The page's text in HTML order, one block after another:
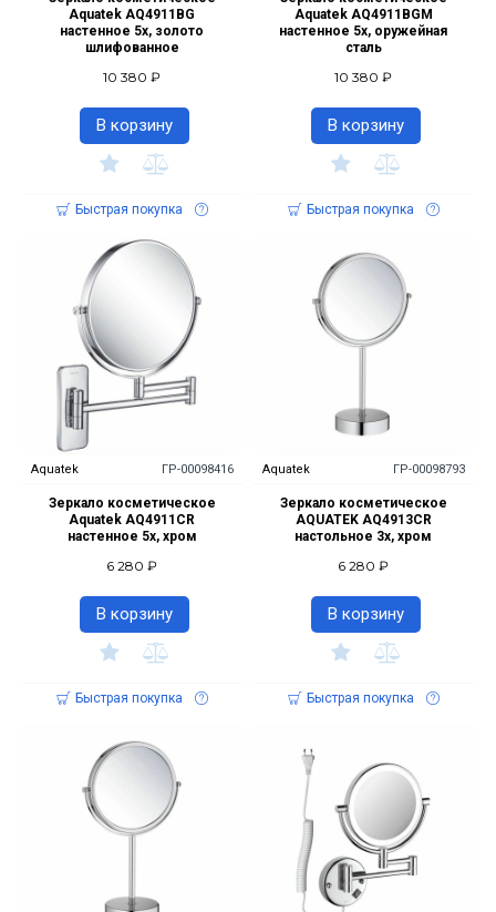
Aquatek AQ4911BG
настенное 5х, золото
шлифованное
10 380 ₽
В корзину
Быстрая покупка
Aquatek AQ4911BGM
настенное 5х, оружейная
сталь
10 380 ₽
В корзину
Быстрая покупка
Aquatek ГР-00098416
Зеркало косметическое
Aquatek AQ4911CR
настенное 5х, хром
6 280 ₽
В корзину
Быстрая покупка
Aquatek ГР-00098793
Зеркало косметическое
AQUATEK AQ4913CR
настольное 3х, хром
6 280 ₽
В корзину
Быстрая покупка